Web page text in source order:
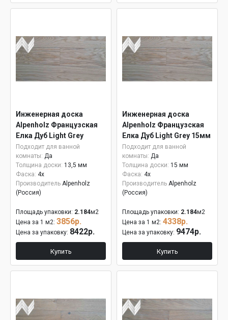
Инженерная доска
Alpenholz Французская
Елка Дуб Light Grey
Подходит для ванной
комнаты: Да
Толщина доски: 13,5 мм
Фаска: 4x
Производитель Alpenholz
(Россия)
Площадь упаковки: 2.184м2
Цена за 1 м2: 3856р.
Цена за упаковку: 8422р.
Купить
Инженерная доска
Alpenholz Французская
Елка Дуб Light Grey 15мм
Подходит для ванной
комнаты: Да
Толщина доски: 15 мм
Фаска: 4x
Производитель Alpenholz
(Россия)
Площадь упаковки: 2.184м2
Цена за 1 м2: 4338р.
Цена за упаковку: 9474р.
Купить